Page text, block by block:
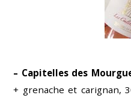
– Capitelles des
+ grenache et carignan,